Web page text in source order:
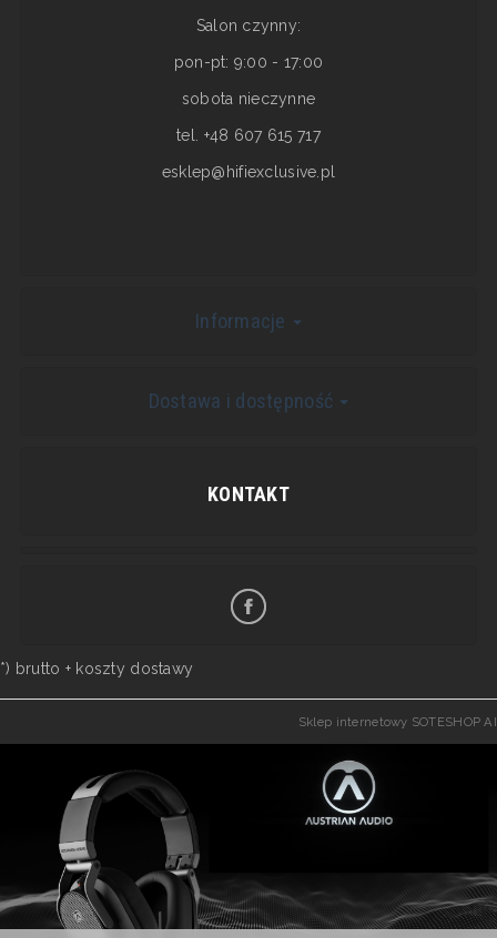
Salon czynny:
pon-pt: 9:00 - 17:00
sobota nieczynne
tel. +48 607 615 717
esklep@hifiexclusive.pl
Informacje
Dostawa i dostępność
KONTAKT
*) brutto + koszty dostawy
Sklep internetowy SOTESHOP AI